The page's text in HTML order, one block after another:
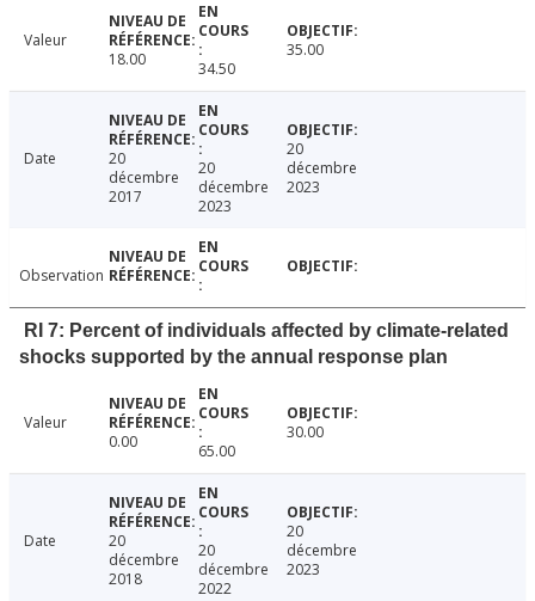
Valeur
18.00
34.50
35.00
Date
20
décembre
2017
20
décembre
2023
20
décembre
2023
Observation
RI 7: Percent of individuals affected by climate-related
shocks supported by the annual response plan
Valeur
0.00
65.00
30.00
Date
20
décembre
2018
20
décembre
2022
20
décembre
2023